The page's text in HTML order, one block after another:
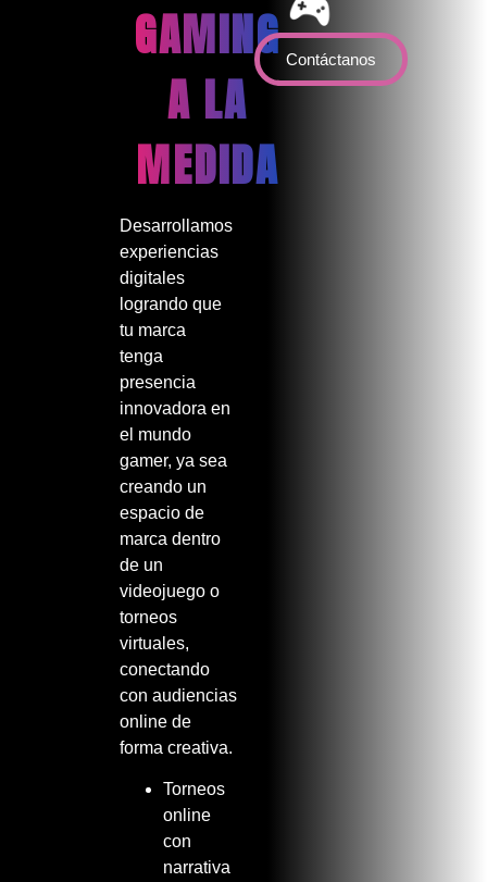
GAMING
A LA
MEDIDA
Desarrollamos
experiencias
digitales
logrando que
tu marca
tenga
presencia
innovadora en
el mundo
gamer, ya sea
creando un
espacio de
marca dentro
de un
videojuego o
torneos
virtuales,
conectando
con audiencias
online de
forma creativa.
Torneos
online
con
narrativa
Contáctanos